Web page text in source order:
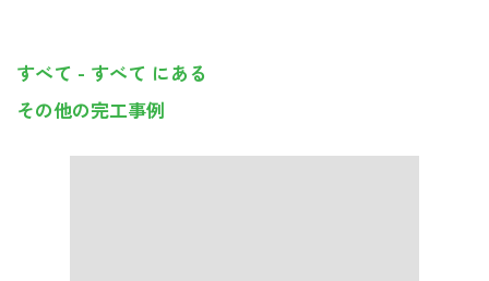
すべて - すべて にある
その他の完工事例